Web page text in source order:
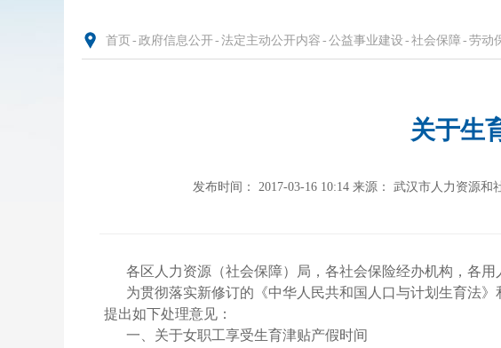
首页 - 政府信息公开- 法定主动公开内容 - 公益事业建设 - 社会保障 - 劳动
关于生
发布时间： 2017-03-16 10:14 来源： 武汉市人力资源和
各区人力资源（社会保障）局，各社会保险经办机构，各用
为贯彻落实新修订的《中华人民共和国人口与计划生育法
提出如下处理意见：
一、关于女职工享受生育津贴产假时间